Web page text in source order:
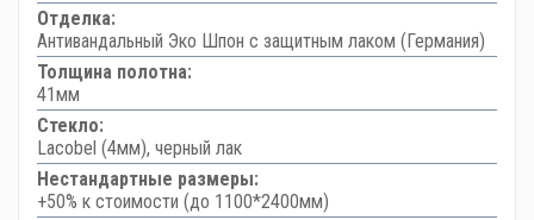
Отделка:
Антивандальный Эко Шпон с защитным лаком (Германия)
Толщина полотна:
41мм
Стекло:
Lacobel (4мм), черный лак
Нестандартные размеры:
+50% к стоимости (до 1100*2400мм)